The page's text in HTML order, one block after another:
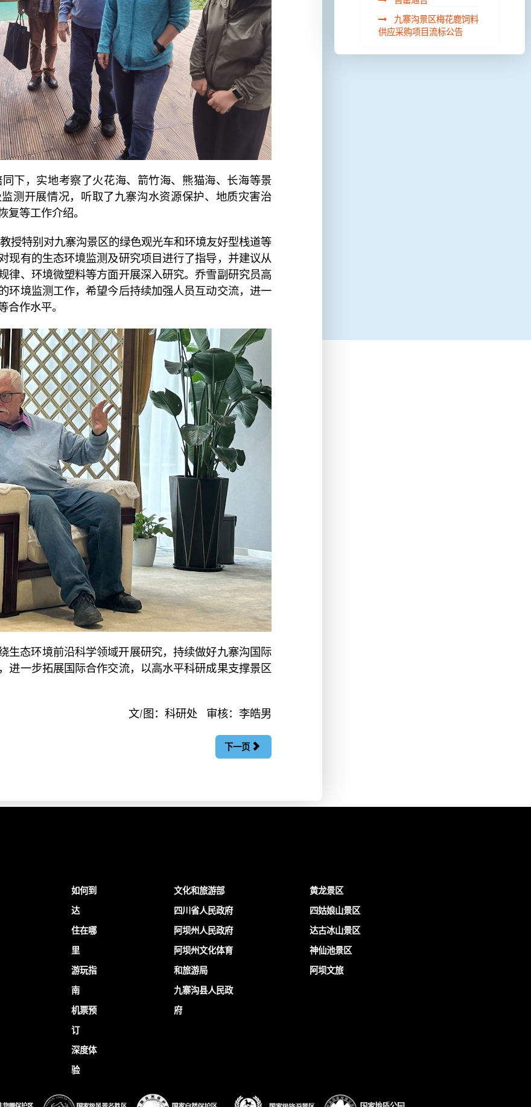
下，实地考察了火花海、箭竹海、熊猫海、长海等景
测开展情况，听取了九寨沟水资源保护、地质灾害治
复等工作介绍。
授特别对九寨沟景区的绿色观光车和环境友好型栈道等
现有的生态环境监测及研究项目进行了指导，并建议从
律、环境微塑料等方面开展深入研究。乔雪副研究员高
环境监测工作，希望今后持续加强人员互动交流，进一
合作水平。
生态环境前沿科学领域开展研究，持续做好九寨沟国际
进一步拓展国际合作交流，以高水平科研成果支撑景区
文/图：科研处 审核：李皓男
下一页
九寨沟景区梅花鹿饲料
供应采购项目流标公告
如何到
达
住在哪
里
游玩指
南
机票预
订
深度体
验
文化和旅游部
四川省人民政府
阿坝州人民政府
阿坝州文化体育
和旅游局
九寨沟县人民政
府
黄龙景区
四姑娘山景区
达古冰山景区
神仙池景区
阿坝文旅